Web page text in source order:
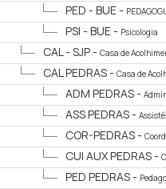
PED - BUE -
PSI - BUE - Psicologia
CAL - SJP - Casa de
CAL PEDRAS - Casa de
ADM PEDRAS -
ASS PEDRAS -
COR-PEDRAS -
CUI AUX PEDRAS -
PED PEDRAS -